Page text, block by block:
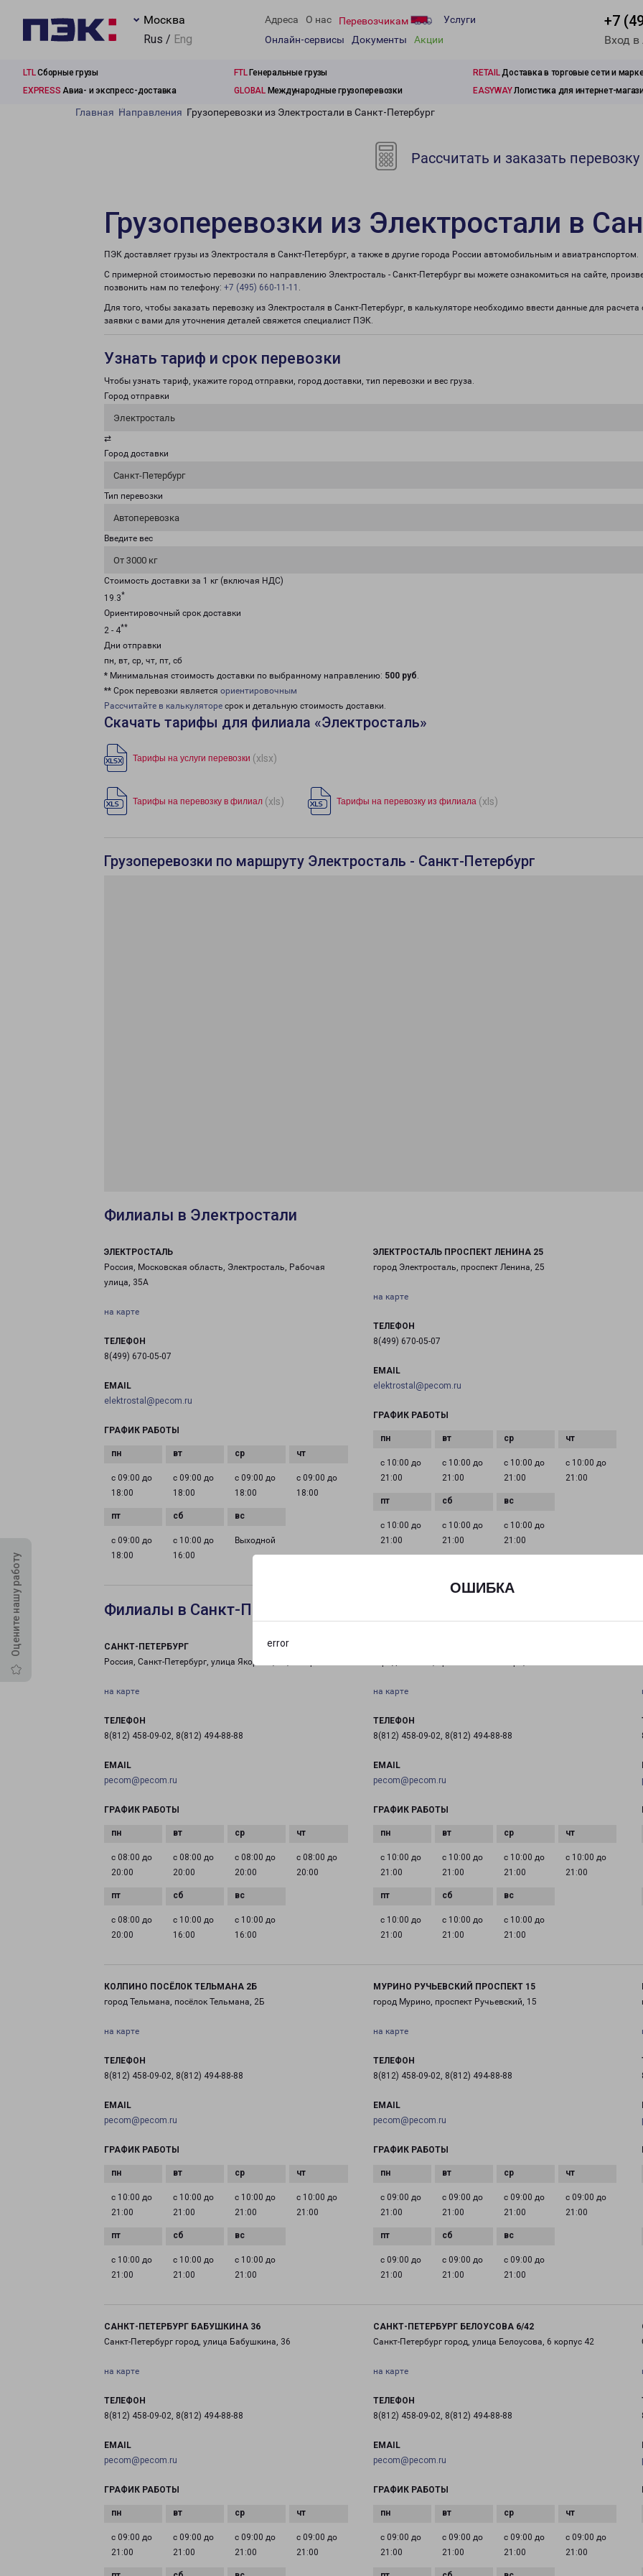
ОШИБКА
error
Москва
Rus / Eng
Адреса О нас Перевозчикам
Услуги
Онлайн-сервисы
Документы Акции
+7
Вход
LTLСборные грузы FTLГенеральные грузы RETAILДоставка в торговые сети и
EXPRESS Авиа- и экспресс-доставка GLOBALМеждународные грузоперевозки EASYWAYЛогистика для интернет-
Оцените нашу работу
Главная Направления Грузоперевозки из Электростали в Санкт-Петербург
Рассчитать и заказать перевозку
Грузоперевозки из Электростали в
ПЭК доставляет грузы из Электросталя в Санкт-Петербург, а также в другие города России автомобильным и авиатранспортом.
С примерной стоимостью перевозки по направлению Электросталь - Санкт-Петербург вы можете ознакомиться на сайте,
позвонить нам по телефону: +7 (495) 660-11-11 .
Для того, чтобы заказать перевозку из Электросталя в Санкт-Петербург, в калькуляторе необходимо ввести данные для
заявки с вами для уточнения деталей свяжется специалист ПЭК.
Узнать тариф и срок перевозки
Чтобы узнать тариф, укажите город отправки, город доставки, тип перевозки и вес груза.
Город отправки
Электросталь
⇄
Город доставки
Санкт-Петербург
Тип перевозки
Автоперевозка
Введите вес
От 3000 кг
Стоимость доставки за 1 кг (включая НДС)
19.3*
Ориентировочный срок доставки
2 - 4**
Дни отправки
пн, вт, ср, чт, пт, сб
* Минимальная стоимость доставки по выбранному направлению: 500 руб.
** Срок перевозки является ориентировочным
Рассчитайте в калькуляторе срок и детальную стоимость доставки.
Скачать тарифы для филиала «Электросталь»
Тарифы на услуги перевозки (xlsx)
Тарифы на перевозку в филиал (xls) Тарифы на перевозку из филиала (xls)
Грузоперевозки по маршруту Электросталь - Санкт-Петербург
Филиалы в Электростали
ЭЛЕКТРОСТАЛЬ
Россия, Московская область, Электросталь, Рабочая
улица, 35А
на карте
ТЕЛЕФОН
8(499) 670-05-07
EMAIL
elektrostal@pecom.ru
ГРАФИК РАБОТЫ
с 09:00 до
18:00
с 09:00 до
18:00
с 09:00 до
18:00
с 09:00 до
18:00
с 09:00 до
18:00
с 10:00 до
16:00
Выходной
ЭЛЕКТРОСТАЛЬ ПРОСПЕКТ ЛЕНИНА 25
город Электросталь, проспект Ленина, 25
на карте
ТЕЛЕФОН
8(499) 670-05-07
EMAIL
elektrostal@pecom.ru
ГРАФИК РАБОТЫ
с 10:00 до
21:00
с 10:00 до
21:00
с 10:00 до
21:00
с 10:00 до
21:00
с 10:00 до
21:00
с 10:00 до
21:00
с 10:00 до
21:00
Филиалы в Санкт-Петербурге
САНКТ-ПЕТЕРБУРГ
Россия, Санкт-Петербург, улица Якорная, 17, литер Ш
на карте
ТЕЛЕФОН
8(812) 458-09-02, 8(812) 494-88-88
EMAIL
pecom@pecom.ru
ГРАФИК РАБОТЫ
с 08:00 до
20:00
с 08:00 до
20:00
с 08:00 до
20:00
с 08:00 до
20:00
с 08:00 до
20:00
с 10:00 до
16:00
с 10:00 до
16:00
на карте
ТЕЛЕФОН
8(812) 458-09-02, 8(812) 494-88-88
EMAIL
pecom@pecom.ru
ГРАФИК РАБОТЫ
с 10:00 до
21:00
с 10:00 до
21:00
с 10:00 до
21:00
с 10:00 до
21:00
с 10:00 до
21:00
с 10:00 до
21:00
с 10:00 до
21:00
КОЛПИНО ПОСЁЛОК ТЕЛЬМАНА 2Б
город Тельмана, посёлок Тельмана, 2Б
на карте
ТЕЛЕФОН
8(812) 458-09-02, 8(812) 494-88-88
EMAIL
pecom@pecom.ru
ГРАФИК РАБОТЫ
с 10:00 до
21:00
с 10:00 до
21:00
с 10:00 до
21:00
с 10:00 до
21:00
с 10:00 до
21:00
с 10:00 до
21:00
с 10:00 до
21:00
МУРИНО РУЧЬЕВСКИЙ ПРОСПЕКТ 15
город Мурино, проспект Ручьевский, 15
на карте
ТЕЛЕФОН
8(812) 458-09-02, 8(812) 494-88-88
EMAIL
pecom@pecom.ru
ГРАФИК РАБОТЫ
с 09:00 до
21:00
с 09:00 до
21:00
с 09:00 до
21:00
с 09:00 до
21:00
с 09:00 до
21:00
с 09:00 до
21:00
с 09:00 до
21:00
САНКТ-ПЕТЕРБУРГ БАБУШКИНА 36
Санкт-Петербург город, улица Бабушкина, 36
на карте
ТЕЛЕФОН
8(812) 458-09-02, 8(812) 494-88-88
EMAIL
pecom@pecom.ru
ГРАФИК РАБОТЫ
с 09:00 до
21:00
с 09:00 до
21:00
с 09:00 до
21:00
с 09:00 до
21:00
САНКТ-ПЕТЕРБУРГ БЕЛОУСОВА 6/42
Санкт-Петербург город, улица Белоусова, 6 корпус 42
на карте
ТЕЛЕФОН
8(812) 458-09-02, 8(812) 494-88-88
EMAIL
pecom@pecom.ru
ГРАФИК РАБОТЫ
с 09:00 до
21:00
с 09:00 до
21:00
с 09:00 до
21:00
с 09:00 до
21:00